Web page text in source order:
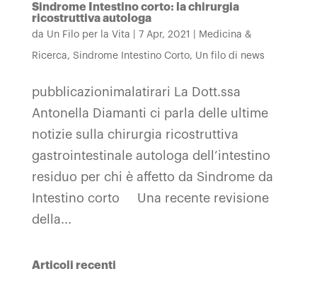
Sindrome Intestino corto: la chirurgia
ricostruttiva autologa
da Un Filo per la Vita 7 Apr, 2021 Medicina &
Ricerca, Sindrome Intestino Corto, Un filo di news
pubblicazionimalatirari La Dott.ssa
Antonella Diamanti ci parla delle ultime
notizie sulla chirurgia ricostruttiva
gastrointestinale autologa dell’intestino
residuo per chi è affetto da Sindrome da
Intestino corto Una recente revisione
della...
Articoli recenti